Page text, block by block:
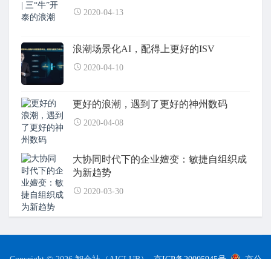
2020-04-13
浪潮场景化AI，配得上更好的ISV
2020-04-10
更好的浪潮，遇到了更好的神州数码
2020-04-08
大协同时代下的企业嬗变：敏捷自组织成
为新趋势
2020-03-30